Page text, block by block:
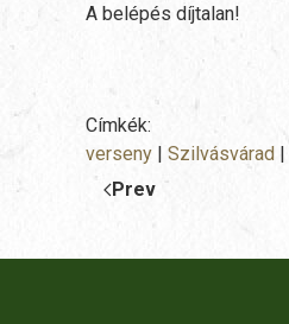
A belépés díjtalan!
Címkék:
verseny | Szilvásvárad |
Prev